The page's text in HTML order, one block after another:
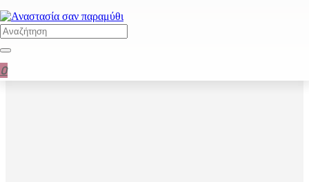
0